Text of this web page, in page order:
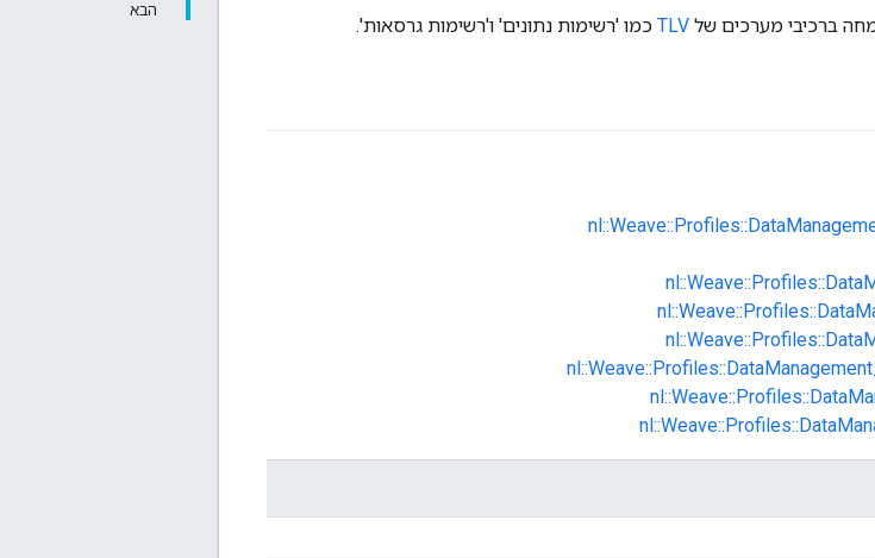
הבא
TLV כמו 'רשימות נתונים' ו'רשימות גרסאות'.